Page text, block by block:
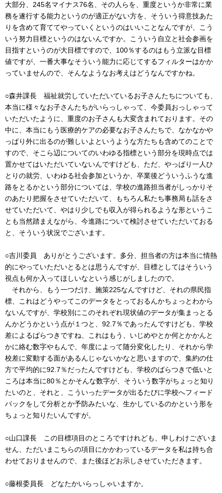
大部分、245名マイナス76名、その人らを、重度というか非常に業
務を遂行する能力というのが適正がない方を、そういう得意技あた
りを含めて育ててやっていくというのはいいことなんですが、こう
いう努力目標というのはないんですか。こういう自立と社会参画を
目指すというのが大目標ですので、100％するのはもう立派な目標
値ですが、一番大事なそういう能力に応じてするフィルターはかか
っていませんので、そんなようなお考えはどうなんですかね。
○森井課長 福祉就労していただいているお子さんたちについても、
本当に様々なお子さんたちがいらっしゃって、今委員おっしゃって
いただいたように、重度のお子さんも大変含まれております。その
中に、本当にもう医療的ケアの必要なお子さんたちで、なかなかや
っぱり外に出るのが難しいよというような方たちも含めてのことで
すので、そこら辺についてのいわゆる指標という部分を現時点では
置かせてはいただいていないんですけども、ただ、やっぱり一人ひ
とりの就労、いわゆる社会参加というか、卒業後どういうふうな進
路をとるかという部分については、学校の進路担当者がしっかりそ
のあたり把握をさせていただいて、もちろん私たち事務局も話をさ
せていただいて、やはり少しでも収入が得られるような形というこ
とも当然踏まえながら、今進路について検討させていただいておる
と、そういう状況でございます。
○吉川委員 ありがとうございます。多分、担当者の方は本当に情熱
的にやっていただいとるとは思うんですが、目標としてはそういう
視点も何か入ってほしいなという感じがしましたので。
それから、もう一つだけ、施策225なんですけど、それの県民指
標、これはどうやってこのデータをとっておるんかちょっとわから
ないんですが、学校別にこのそれぞれ現状値のデータが集まっとる
んかどうかという点が１つと、92.7％であったんですけども、学校
差によるばらつきですね、これはもう、いじめやとか何とかかんと
かに絡む数字やもんで、年度によって随分変化したり、それから学
校差に変動する面があるんじゃないかなと思いますので、集約の仕
方で平均的に92.7％だったんですけども、学校のばらつきで低いと
ころは本当に80％とかそんな数字が、そういう数字がちょっと知り
たいのと、それと、こういったデータが出るたびに学校へフィード
バックをして分析とか予防みたいな、生かしているのかという形を
ちょっと知りたいんですが。
○山口課長 この目標項目のところですけれども、申しわけございま
せん、ただいまこちらの項目にかかわっているデータを私は持ち合
わせておりませんので、また後ほどお示しさせていただきます。
○藤根委員長 どなたかいらっしゃいますか。